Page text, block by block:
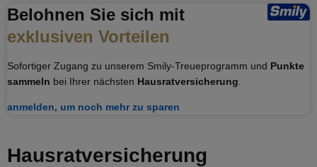
Sophie
Belohnen Sie sich mit
exklusiven Vorteilen
Sofortiger Zugang zu unserem Smily-Treueprogramm und Punkte
sammeln bei Ihrer nächsten Hausratversicherung
anmelden, um noch mehr zu sparen
Hausrat­versicherung